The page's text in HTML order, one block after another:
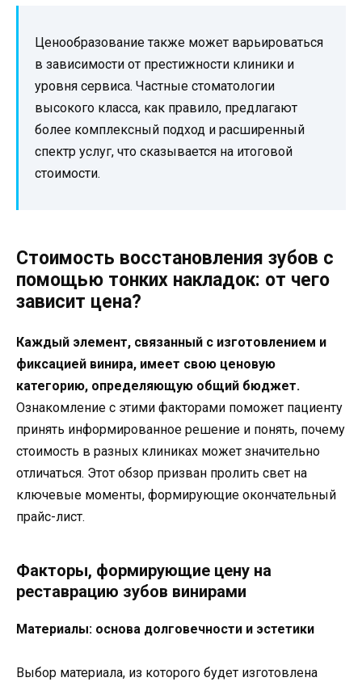
Ценообразование также может варьироваться
в зависимости от престижности клиники и
уровня сервиса. Частные стоматологии
высокого класса, как правило, предлагают
более комплексный подход и расширенный
спектр услуг, что сказывается на итоговой
стоимости.
Стоимость восстановления зубов с
помощью тонких накладок: от чего
зависит цена?
Каждый элемент, связанный с изготовлением и
фиксацией винира, имеет свою ценовую
категорию, определяющую общий бюджет.
Ознакомление с этими факторами поможет пациенту
принять информированное решение и понять, почему
стоимость в разных клиниках может значительно
отличаться. Этот обзор призван пролить свет на
ключевые моменты, формирующие окончательный
прайс-лист.
Факторы, формирующие цену на
реставрацию зубов винирами
Материалы: основа долговечности и эстетики
Выбор материала, из которого будет изготовлена